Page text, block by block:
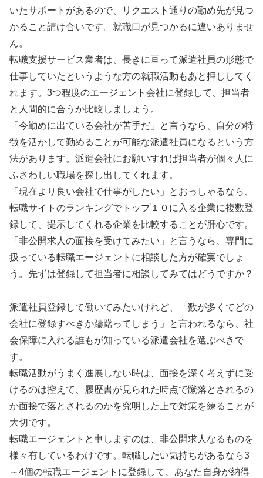
いたサポートがあるので、リクエスト通りの勤め先が見つ
かること請け合いです。就職口が見つかるに違いありませ
ん。
転職支援サービス業者は、長きに亘って派遣社員の形態で
仕事していたというような方の就職活動もあと押ししてく
れます。3つ程度のエージェント会社に登録して、担当者
と人間的に合うか比較しましょう。
「今勤めに出ている会社が苦手だ」と言うなら、自分の特
徴を活かして勤めることが可能な派遣社員になるという方
法があります。派遣会社にお願いすれば担当者が個々人に
ふさわしい職場を探し出してくれます。
「現在より良い会社で仕事がしたい」とおっしゃるなら、
転職サイトのランキングでトップ１０に入る企業に複数登
録して、提示してくれる企業を比較することが肝心です。
「非公開求人の面接を受けてみたい」と言うなら、専門に
扱っている転職エージェントに相談した方が確実でしょ
う。先ずは登録して担当者に相談してみてはどうですか？
派遣社員登録して働いてみたいけれど、「数が多くてどの
会社に登録すべきか躊躇ってしまう」と言われるなら、社
会保障に入れる誰もが知っている派遣会社を選ぶべきで
す。
転職活動がうまく進展しない時は、面接を深く考えずに受
けるのは控えて、履歴書が見られた時点で蹴落とされるの
か面接で落とされるのかを究明した上で対策を練ることが
大切です。
転職エージェントと申しますのは、非公開求人なるものを
様々有しているわけです。転職したい気持ちがあるなら3
～4個の転職エージェントに登録して、あなた自身が納得